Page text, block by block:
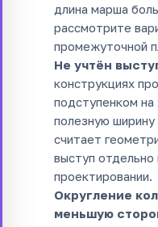
длина марша
рассмотрите
промежуточной
Не учтён
конструкциях
подступенком
полезную ширину
считает
выступ
проектировании.
Округление
меньшую